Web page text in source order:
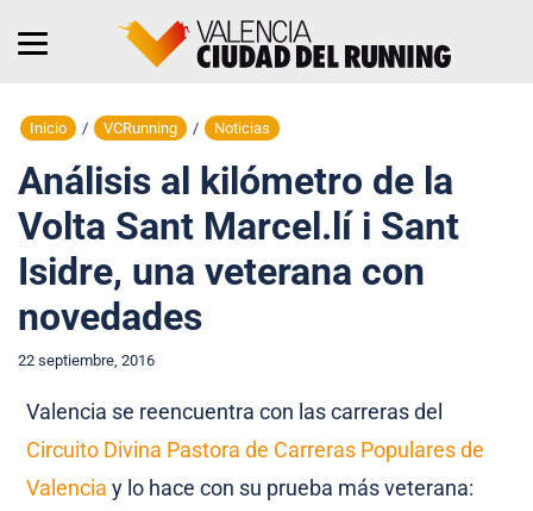
Inicio / VCRunning / Noticias
Análisis al kilómetro de la
Volta Sant Marcel.lí i Sant
Isidre, una veterana con
novedades
22 septiembre, 2016
Valencia se reencuentra con las carreras del
Circuito Divina Pastora de Carreras Populares de
Valencia y lo hace con su prueba más veterana: